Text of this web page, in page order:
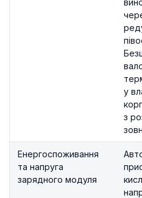
у
з
Енергоспоживання
та напруга
зарядного модуля